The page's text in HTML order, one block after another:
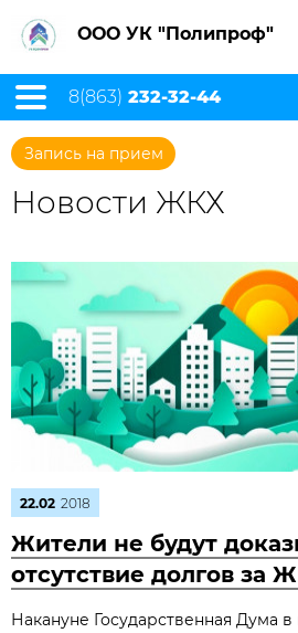
ООО УК "Полипроф"
8(863) 232-32-44
Запись на прием
Новости ЖКХ
22.02 2018
Жители не будут
отсутствие долгов за
Накануне Государственная Дума